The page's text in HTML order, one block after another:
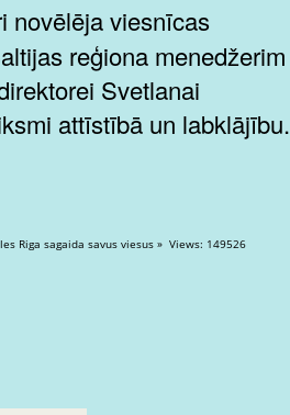
reģiona menedžerim
Svetlanai
attīstībā un labklājību.
sagaida savus viesus » Views: 149526